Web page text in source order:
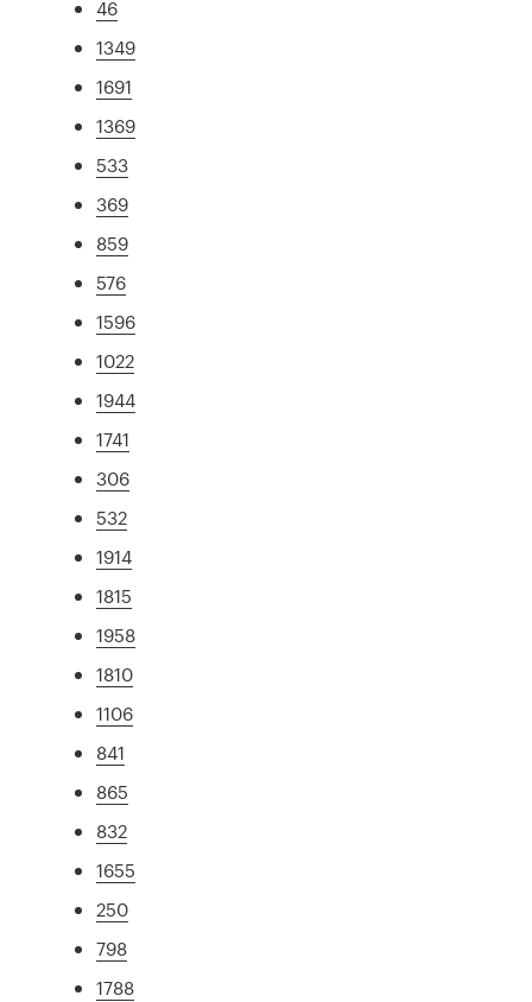
46
1349
1691
1369
533
369
859
576
1596
1022
1944
1741
306
532
1914
1815
1958
1810
1106
841
865
832
1655
250
798
1788